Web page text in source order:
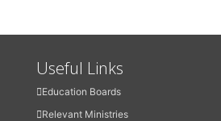
Useful Links
Education Boards
Relevant Ministries